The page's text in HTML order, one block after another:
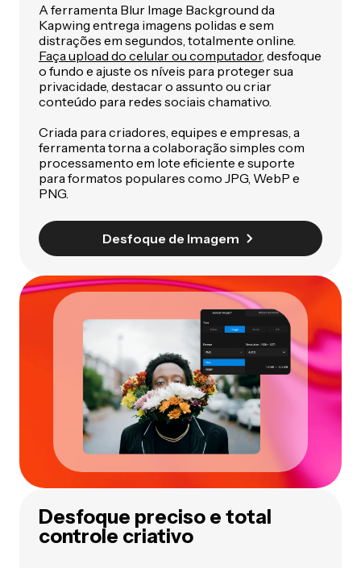
A ferramenta Blur Image Background da
Kapwing entrega imagens polidas e sem
distrações em segundos, totalmente online.
Faça upload do celular ou computador, desfoque
o fundo e ajuste os níveis para proteger sua
privacidade, destacar o assunto ou criar
conteúdo para redes sociais chamativo.
Criada para criadores, equipes e empresas, a
ferramenta torna a colaboração simples com
processamento em lote eficiente e suporte
para formatos populares como JPG, WebP e
PNG.
Desfoque de Imagem
Desfoque preciso e total
controle criativo